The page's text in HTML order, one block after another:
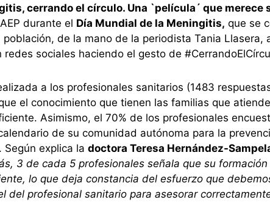
cerrando el círculo. Una `película´ que merece
durante el Día Mundial de la Meningitis, que se
de la mano de la periodista Tania Llasera,
sociales haciendo el gesto de
a los profesionales sanitarios (1483
el conocimiento que tienen las familias que
Asimismo, el 70% de los profesionales
de su comunidad autónoma para la
explica la doctora Teresa Hernández-
3 de cada 5 profesionales señala que su
lo que deja constancia del esfuerzo que
del profesional sanitario para asesorar